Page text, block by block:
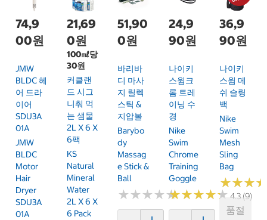
74,9
00원
JMW
BLDC 헤
어 드라
이어
SDU3A
01A
JMW
BLDC
Motor
Hair
Dryer
SDU3A
01A
21,69
0원
100㎖당
30원
커클랜
드 시그
니춰 먹
는 샘물
2L X 6 X
6팩
KS
Natural
Mineral
Water
2L X 6 X
6 Pack
51,90
0원
바리바
디 마사
지 릴렉
스틱 &
지압볼
Barybo
Dy
Massag
E Stick &
Ball
★★★★★
★★★★★
24,9
90원
나이키
스윔크
롬 트레
이닝 수
경
Nike
Swim
Chrome
Training
Goggle
★★★★★
★★★★★ 4.3 (9)
36,9
90원
나이키
스윔 메
쉬 슬링
백
Nike
Swim
Mesh
Sling
Bag
★★★
★★★
품절